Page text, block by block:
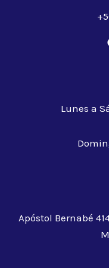
Lunes a
Apóstol Bernabé